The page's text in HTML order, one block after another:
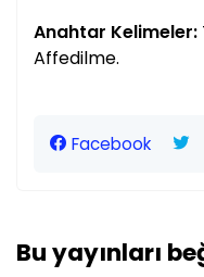
Anahtar Kelimeler:
Affedilme.
Facebook
Bu yayınları